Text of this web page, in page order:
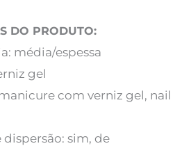
DO PRODUTO:
média/espessa
gel
com verniz gel, nail
dispersão: sim, de